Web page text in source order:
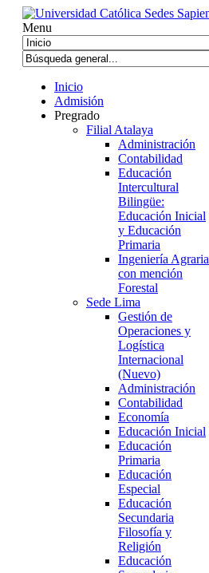
Menu
Inicio
Admisión
Pregrado
Filial Atalaya
Administración
Contabilidad
Educación
Intercultural
Bilingüe:
Educación Inicial
y Educación
Primaria
Ingeniería Agraria
con mención
Forestal
Sede Lima
Gestión de
Operaciones y
Logística
Internacional
(Nuevo)
Administración
Contabilidad
Economía
Educación Inicial
Educación
Primaria
Educación
Especial
Educación
Secundaria
Filosofía y
Religión
Educación